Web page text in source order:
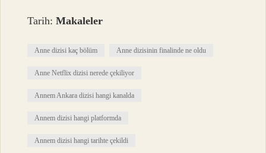
Tarih:Makaleler
Anne dizisi kaç bölüm Anne dizisinin finalinde ne oldu
Anne Netflix dizisi nerede çekiliyor
Annem Ankara dizisi hangi kanalda
Annem dizisi hangi platformda
Annem dizisi hangi tarihte çekildi